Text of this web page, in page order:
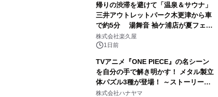
帰りの渋滞を避けて「温泉＆サウナ」
三井アウトレットパーク木更津から車
で約5分 湯舞音 袖ケ浦店が夏フェア
メニューを提供
株式会社楽久屋
1日前
TVアニメ『ONE PIECE』の名シーン
を自分の手で解き明かす！ メタル製立
体パズル3種が登場！ ～ストーリーと
ギミックが融合した 大人の体験型パズ
株式会社ハナヤマ